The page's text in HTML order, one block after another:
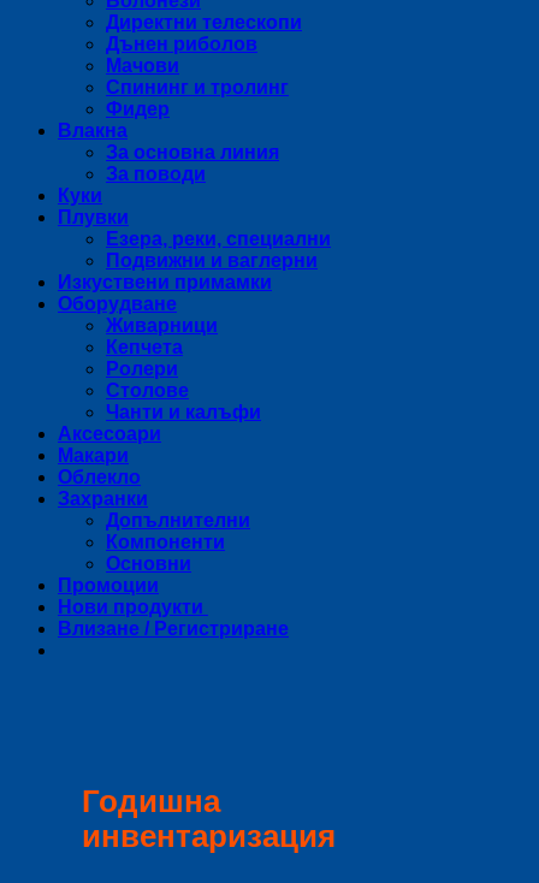
Директни телескопи
Дънен риболов
Мачови
Спининг и тролинг
Фидер
Влакна
За основна линия
За поводи
Куки
Плувки
Езера, реки, специални
Подвижни и ваглерни
Изкуствени примамки
Оборудване
Живарници
Кепчета
Ролери
Столове
Чанти и калъфи
Аксесоари
Макари
Облекло
Захранки
Допълнителни
Компоненти
Основни
Промоции
Нови продукти
Влизане / Регистриране
Годишна
инвентаризация